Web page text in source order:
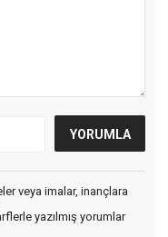
veya imalar, inançlara
yazılmış yorumlar